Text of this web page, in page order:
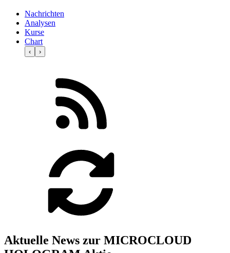
Nachrichten
Analysen
Kurse
Chart
‹ ›
Aktuelle News zur MICROCLOUD